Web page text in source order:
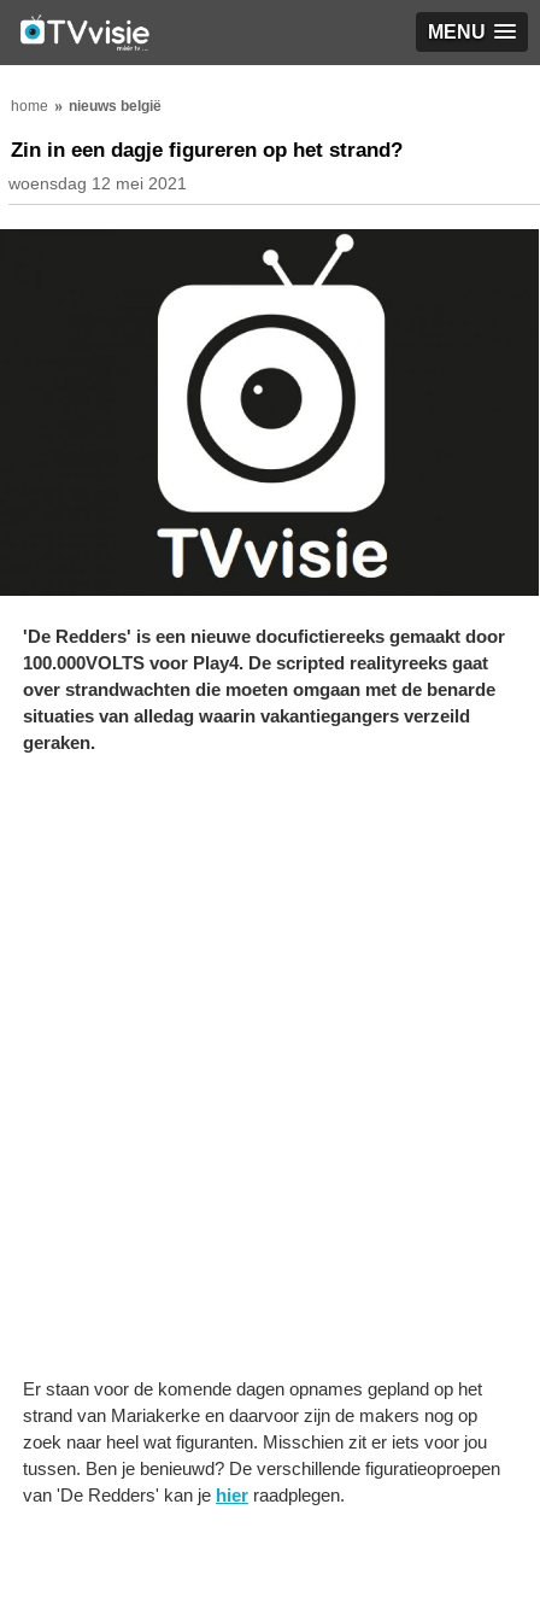
MENU
home nieuws belgië
Zin in een dagje figureren op het strand?
woensdag 12 mei 2021
'De Redders' is een nieuwe docufictiereeks gemaakt door
100.000VOLTS voor Play4. De scripted realityreeks gaat
over strandwachten die moeten omgaan met de benarde
situaties van alledag waarin vakantiegangers verzeild
geraken.
Er staan voor de komende dagen opnames gepland op het
strand van Mariakerke en daarvoor zijn de makers nog op
zoek naar heel wat figuranten. Misschien zit er iets voor jou
tussen. Ben je benieuwd? De verschillende figuratieoproepen
van 'De Redders' kan je hier raadplegen.